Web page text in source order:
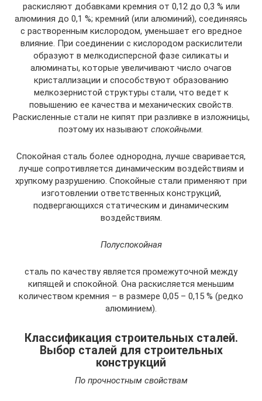
раскисляют добавками кремния от 0,12 до 0,3 % или
алюминия до 0,1 %; кремний (или алюминий), соединяясь
с растворенным кислородом, уменьшает его вредное
влияние. При соединении с кислородом раскислители
образуют в мелкодисперсной фазе силикаты и
алюминаты, которые увеличивают число очагов
кристаллизации и способствуют образованию
мелкозернистой структуры стали, что ведет к
повышению ее качества и механических свойств.
Раскисленные стали не кипят при разливке в изложницы,
поэтому их называют спокойными.
Спокойная сталь более однородна, лучше сваривается,
лучше сопротивляется динамическим воздействиям и
хрупкому разрушению. Спокойные стали применяют при
изготовлении ответственных конструкций,
подвергающихся статическим и динамическим
воздействиям.
Полуспокойная
сталь по качеству является промежуточной между
кипящей и спокойной. Она раскисляется меньшим
количеством кремния – в размере 0,05 – 0,15 % (редко
алюминием).
Классификация строительных сталей.
Выбор сталей для строительных
конструкций
По прочностным свойствам